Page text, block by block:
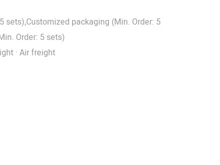
sets),Customized packaging (Min. Order: 5
Order: 5 sets)
· Air freight